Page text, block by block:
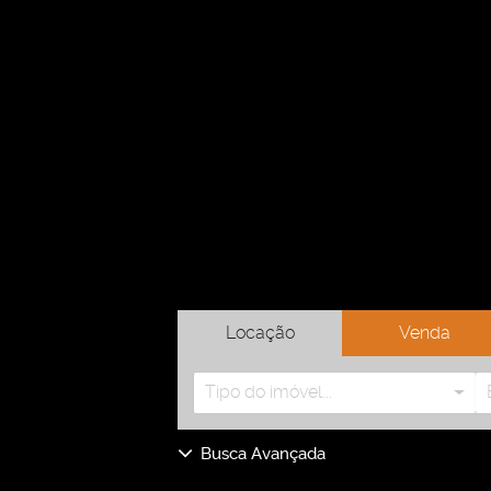
Locação Venda
Tipo do imóvel...
Busca Avançada